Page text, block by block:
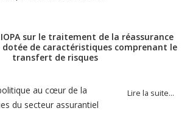
sur le traitement de la réassurance
de caractéristiques comprenant le
transfert de risques
Lire la suite…